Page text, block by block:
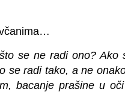
se ne radi ono? Ako
se radi tako, a ne
bacanje prašine u